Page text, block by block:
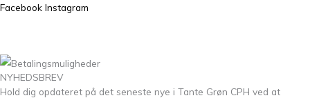
Facebook Instagram
NYHEDSBREV
Hold dig opdateret på det seneste nye i Tante Grøn CPH ved at